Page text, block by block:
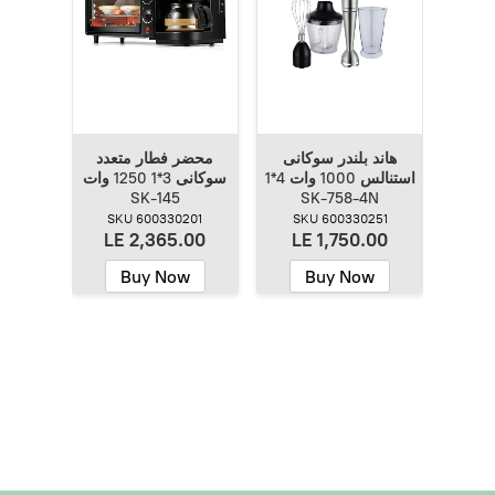
محضر فطار متعدد
سوكانى 3*1 1250 وات
SK-145
SKU 600330201
LE 2,365.00
Buy Now
هاند بلندر سوكانى
استنالس 1000 وات 4*1
SK-758-4N
SKU 600330251
LE 1,750.00
Buy Now